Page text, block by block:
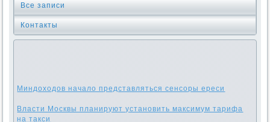
Все записи
Контакты
Миндоходов начало представляться сенсоры ереси
Власти Москвы планируют установить максимум тарифа
на такси